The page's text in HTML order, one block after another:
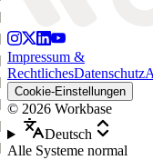
Impressum &
RechtlichesDatenschutz
Cookie-Einstellungen
© 2026 Workbase
Deutsch
Alle Systeme normal